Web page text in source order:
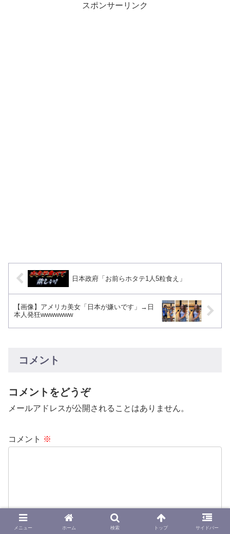
スポンサーリンク
日本政府「お前らホタテ1人5粒食え」
【画像】アメリカ美女「日本が嫌いです」→日
本人発狂wwwwwww
コメント
コメントをどうぞ
メールアドレスが公開されることはありません。
コメント ※
メニュー ホーム 検索 トップ サイドバー